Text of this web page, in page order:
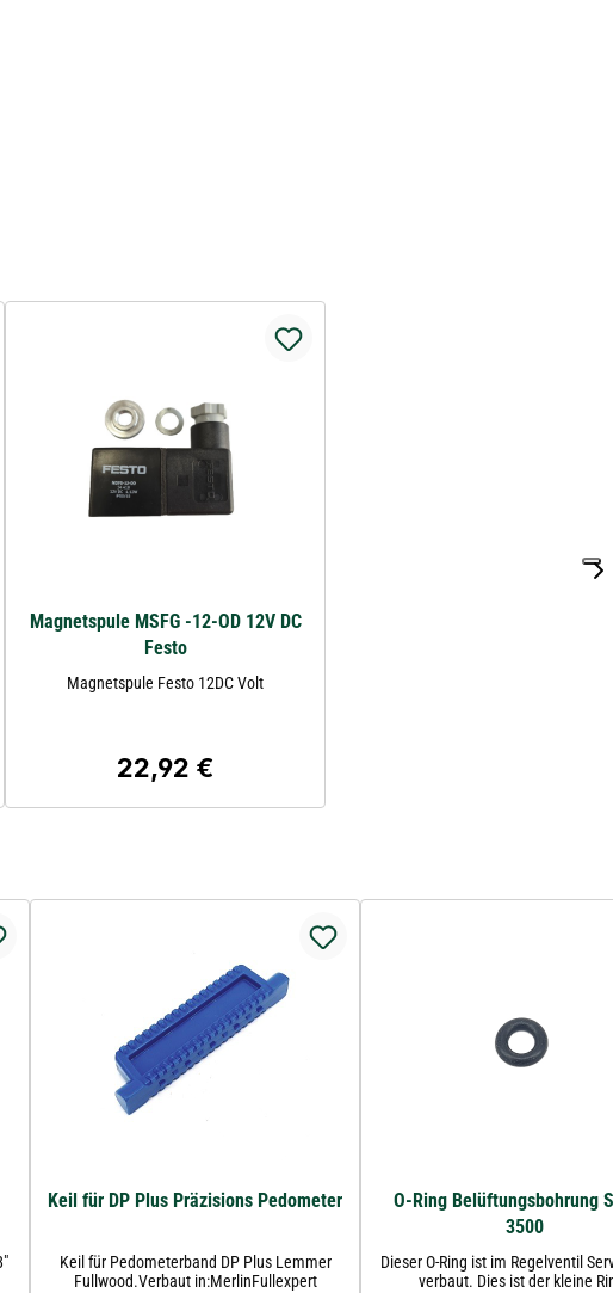
Magnetspule MSFG -12-OD 12V DC
Festo
Magnetspule Festo 12DC Volt
Regulärer Preis:
22,92 €
Keil für DP Plus Präzisions Pedometer
Keil für Pedometerband DP Plus Lemmer
Fullwood.Verbaut in:MerlinFullexpert
O-Ring Belüftungsbohrung
3500
Dieser O-Ring ist im Regelventil
verbaut. Dies ist der kleine